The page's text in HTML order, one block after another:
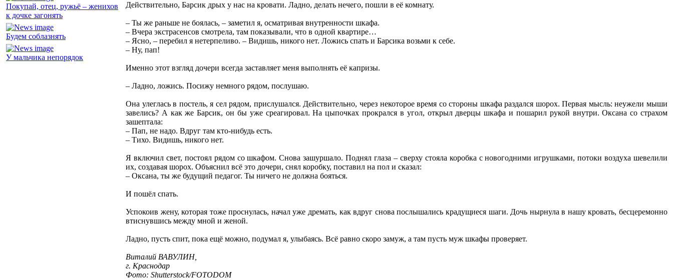
Покупай, отец, ружьё – женихов
к дочке загонять
Будем соблазнять
У мальчика непорядок
Действительно, Барсик дрых у нас на кровати. Ладно, делать нечего, пошли в её комнату.
– Ты же раньше не боялась, – заметил я, осматривая внутренности шкафа.
– Вчера экстрасенсов смотрела, там показывали, что в одной квартире…
– Ясно, – перебил я нетерпеливо. – Видишь, никого нет. Ложись спать и Барсика возьми к себе.
– Ну, пап!
Именно этот взгляд дочери всегда заставляет меня выполнять её капризы.
– Ладно, ложись. Посижу немного рядом, послушаю.
Она улеглась в постель, я сел рядом, прислушался. Действительно, через некоторое время со стороны шкафа раздался шорох. Первая мысль: неужели мыши
завелись? А как же Барсик, он бы уже среагировал. На цыпочках прокрался в угол, открыл дверцы шкафа и пошарил рукой внутри. Оксана со страхом
зашептала:
– Пап, не надо. Вдруг там кто-нибудь есть.
– Тихо. Видишь, никого нет.
Я включил свет, постоял рядом со шкафом. Снова зашуршало. Поднял глаза – сверху стояла коробка с новогодними игрушками, потоки воздуха шевелили
их, создавая шорох. Объяснил всё это дочери, снял коробку, поставил на пол и сказал:
– Оксана, ты же будущий педагог. Ты ничего не должна бояться.
И пошёл спать.
Успокоив жену, которая тоже проснулась, начал уже дремать, как вдруг снова послышались крадущиеся шаги. Дочь нырнула в нашу кровать, бесцеремонно
втиснувшись между мной и женой.
Ладно, пусть спит, пока ещё можно, подумал я, улыбаясь. Всё равно скоро замуж, а там пусть муж шкафы проверяет.
Виталий ВАВУЛИН,
г. Краснодар
Фото: Shutterstock/FOTODOM